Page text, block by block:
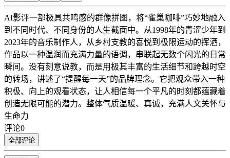
AI影评一部极具共鸣感的群像拼图，将“雀巢咖啡”巧妙地融入
到不同时代、不同身份的人生截面中。从1998年的青涩少年到
2023年的音乐制作人，从乡村支教的喜悦到极限运动的挥洒，
作品以一种温润而充满力量的语调，串联起无数个闪光的日常
瞬间。没有刻意说教，而是用极其丰富的生活细节和跨越时空
的转场，讲述了“提醒每一天”的品牌理念。它把观众带入一种
积极、向上的观看状态，让人相信每一个平凡的时刻都蕴藏着
创造无限可能的潜力。整体气质温暖、真诚，充满人文关怀与
生命力
评论0
全部评论